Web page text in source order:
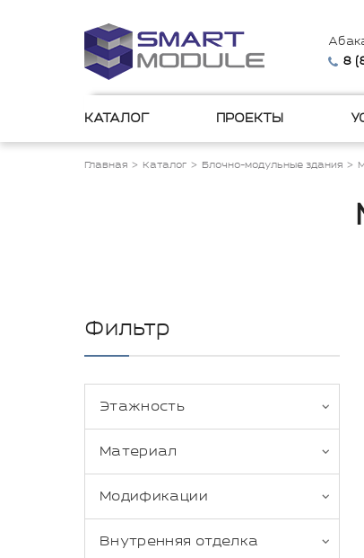
8
КАТАЛОГ ПРОЕКТЫ
Главная Каталог Блочно-модульные здания
Фильтр
Этажность
Материал
Модификации
Внутренняя отделка